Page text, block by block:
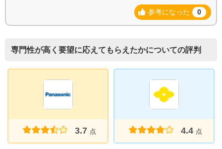
参考になった 0
専門性が高く要望に応えてもらえたかについての評判
3.7 点 4.4 点